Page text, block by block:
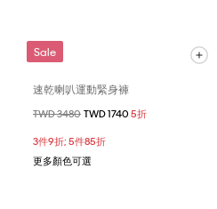
Sale
速乾喇叭運動緊身褲
價格扣減從
TWD 3480 至
TWD 1740 5折
3件9折; 5件85折
更多顏色可選